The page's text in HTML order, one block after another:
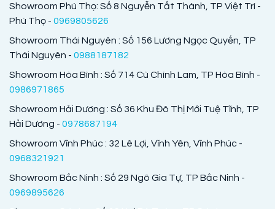
Showroom Phú Thọ: Số 8 Nguyễn Tất Thành, TP Việt Trì -
Phú Thọ - 0969805626
Showroom Thái Nguyên : Số 156 Lương Ngọc Quyến, TP
Thái Nguyên - 0988187182
Showroom Hòa Bình : Số 714 Cù Chính Lam, TP Hòa Bình -
0986971865
Showroom Hải Dương : Số 36 Khu Đô Thị Mới Tuệ Tĩnh, TP
Hải Dương - 0978687194
Showroom Vĩnh Phúc : 32 Lê Lợi, Vĩnh Yên, Vĩnh Phúc -
0968321921
Showroom Bắc Ninh : Số 29 Ngô Gia Tự, TP Bắc Ninh -
0969895626